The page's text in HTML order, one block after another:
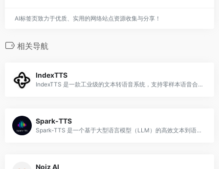
AI标签页致力于优质、实用的网络站点资源收集与分享！
相关导航
IndexTTS
IndexTTS 是一款工业级的文本转语音系统，支持零样本语音合成和高效语音生成，适用于多种语言和应用场景。
Spark-TTS
Spark-TTS 是一个基于大型语言模型（LLM）的高效文本到语音（TTS）系统，专为研究和生产环境设计，能够生成高质量、自然流畅的语音合成效果。
Noiz AI